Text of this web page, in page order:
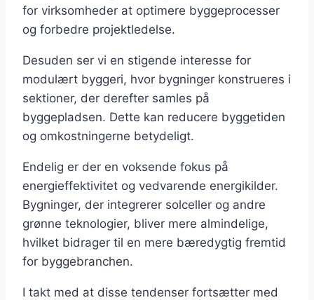
for virksomheder at optimere byggeprocesser
og forbedre projektledelse.
Desuden ser vi en stigende interesse for
modulært byggeri, hvor bygninger konstrueres i
sektioner, der derefter samles på
byggepladsen. Dette kan reducere byggetiden
og omkostningerne betydeligt.
Endelig er der en voksende fokus på
energieffektivitet og vedvarende energikilder.
Bygninger, der integrerer solceller og andre
grønne teknologier, bliver mere almindelige,
hvilket bidrager til en mere bæredygtig fremtid
for byggebranchen.
I takt med at disse tendenser fortsætter med